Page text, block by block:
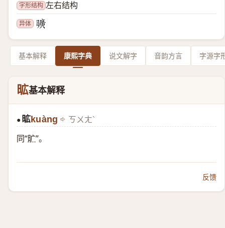
字形结构 左右结构
异体
基本解释 康熙字典 说文解字 音韵方言 字源字
昿基本解释
● 昿kuàng ㄎㄨㄤˋ
同“旷”。
反馈